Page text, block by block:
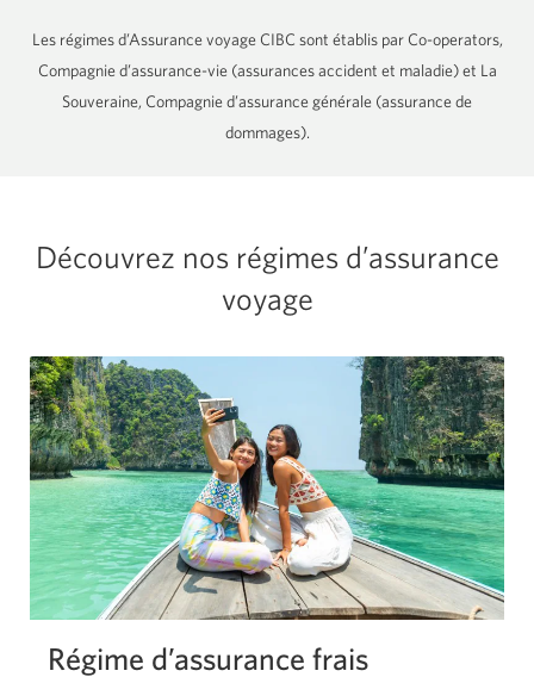
dialogue
s’affichera.
Les régimes d’Assurance voyage CIBC sont établis par Co-operators,
Compagnied’assurance-vie (assurancesaccident et maladie)et La
Souveraine, Compagnie d’assurance générale (assurancede
dommages).
Découvrez nos régimes d’assurance
voyage
Régime d’assurance frais